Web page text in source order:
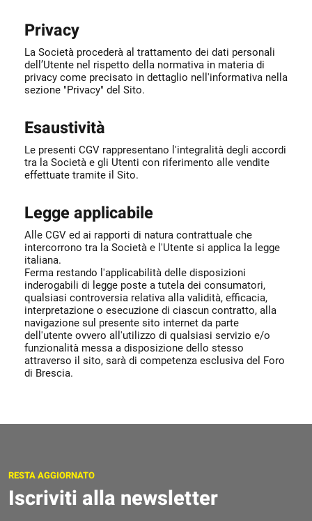
Privacy
La Società procederà al trattamento dei dati personali
dell’Utente nel rispetto della normativa in materia di
privacy come precisato in dettaglio nell'informativa nella
sezione "Privacy" del Sito.
Esaustività
Le presenti CGV rappresentano l'integralità degli accordi
tra la Società e gli Utenti con riferimento alle vendite
effettuate tramite il Sito.
Legge applicabile
Alle CGV ed ai rapporti di natura contrattuale che
intercorrono tra la Società e l'Utente si applica la legge
italiana.
Ferma restando l'applicabilità delle disposizioni
inderogabili di legge poste a tutela dei consumatori,
qualsiasi controversia relativa alla validità, efficacia,
interpretazione o esecuzione di ciascun contratto, alla
navigazione sul presente sito internet da parte
dell'utente ovvero all'utilizzo di qualsiasi servizio e/o
funzionalità messa a disposizione dello stesso
attraverso il sito, sarà di competenza esclusiva del Foro
di Brescia.
RESTA AGGIORNATO
Iscriviti alla newsletter